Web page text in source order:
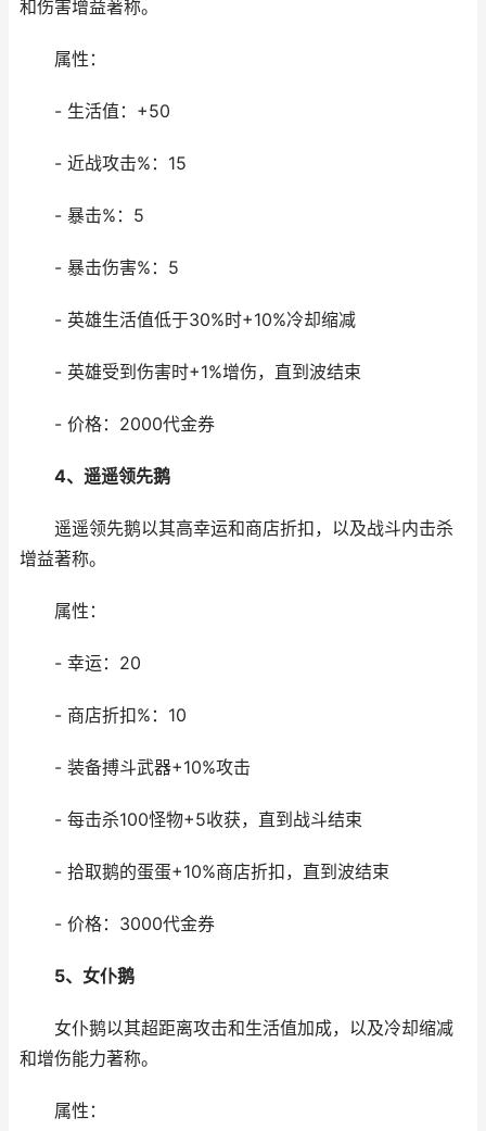
和伤害增益著称。
属性：
- 生活值：+50
- 近战攻击%：15
- 暴击%：5
- 暴击伤害%：5
- 英雄生活值低于30%时+10%冷却缩减
- 英雄受到伤害时+1%增伤，直到波结束
- 价格：2000代金券
4、遥遥领先鹅
遥遥领先鹅以其高幸运和商店折扣，以及战斗内击杀
增益著称。
属性：
- 幸运：20
- 商店折扣%：10
- 装备搏斗武器+10%攻击
- 每击杀100怪物+5收获，直到战斗结束
- 拾取鹅的蛋蛋+10%商店折扣，直到波结束
- 价格：3000代金券
5、女仆鹅
女仆鹅以其超距离攻击和生活值加成，以及冷却缩减
和增伤能力著称。
属性：